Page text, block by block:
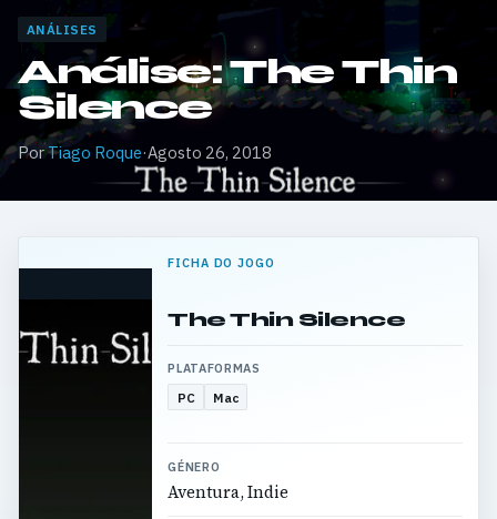
ANÁLISES
Análise: The Thin
Silence
PorTiago Roque·Agosto 26, 2018
FICHA DO JOGO
The Thin Silence
PLATAFORMAS
PC Mac
GÉNERO
Aventura, Indie